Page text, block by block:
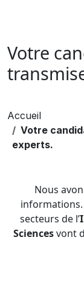
Votre
Accueil
Votre
experts.
Nous
informations.
secteurs de l’
Sciencesvont